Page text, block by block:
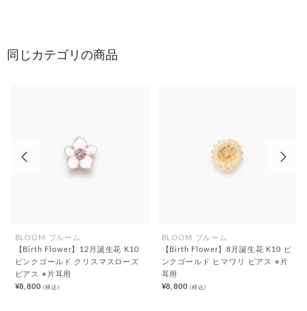
同じカテゴリの商品
BLOOM ブルーム
【Birth Flower】12月誕生花 K10
ピンクゴールド クリスマスローズ
ピアス ※片耳用
¥8,800(税込)
BLOOM ブルーム
【Birth Flower】8月誕生花 K10 ピ
ンクゴールド ヒマワリ ピアス ※片
耳用
¥8,800(税込)